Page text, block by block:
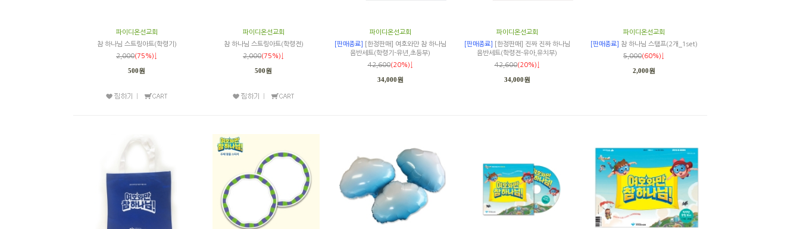
파이디온선교회
참 하나님 스트링아트(학령기)
2,000(75%)↓
500원
파이디온선교회
참 하나님 스트링아트(학령전)
2,000(75%)↓
500원
파이디온선교회
[판매종료]
[한정판매] 여호와만 참 하나님
음반세트(학령기-유년,초등부)
42,600(20%)↓
34,000원
파이디온선교회
[판매종료]
[한정판매] 진짜 진짜 하나님
음반세트(학령전-유아,유치부)
42,600(20%)↓
34,000원
파이디온선교회
[판매종료]
참 하나님 스탬프(2개_1set)
5,000(60%)↓
2,000원